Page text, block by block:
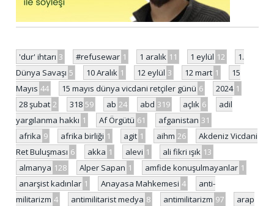
'dur' ihtarı 3 #refusewar 1 1 aralık 11 1 eylül 12
1.
Dünya Savaşı 5 10 Aralık 1 12 eylül 3 12 mart 1
15
Mayıs 44 15 mayıs dünya vicdani retçiler günü 6 2024 1
28 şubat 2 318 59 ab 24 abd 319 açlık 6
adil
yargılanma hakkı 1 Af Örgütü 61 afganistan 31
afrika 9 afrika birliği 1 agit 1 aihm 26
Akdeniz Vicdani
Ret Buluşması 6 akka 1 alevi 1 ali fikri ışık 13
almanya 128 Alper Sapan 1 amfide konuşulmayanlar 1
anarşist kadınlar 1 Anayasa Mahkemesi 4
anti-
militarizm 4 antimilitarist medya 8 antimilitarizm 97
arap